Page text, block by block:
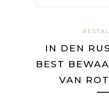
IN DEN
BEST
VAN